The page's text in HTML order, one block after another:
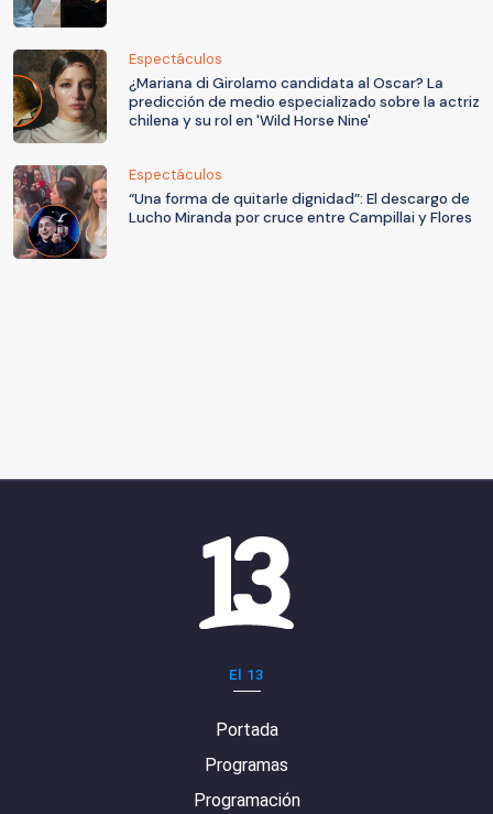
Espectáculos
¿Mariana di Girolamo candidata al Oscar? La
predicción de medio especializado sobre la actriz
chilena y su rol en 'Wild Horse Nine'
Espectáculos
“Una forma de quitarle dignidad”: El descargo de
Lucho Miranda por cruce entre Campillai y Flores
El 13
Portada
Programas
Programación